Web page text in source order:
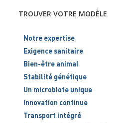
TROUVER VOTRE MODÈLE
Notre expertise
Exigence sanitaire
Bien-être animal
Stabilité génétique
Un microbiote unique
Innovation continue
Transport intégré